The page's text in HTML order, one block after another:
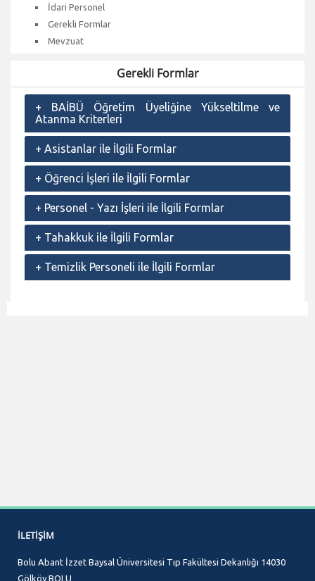
İdari Personel
Gerekli Formlar
Mevzuat
Gerekli Formlar
+ BAİBÜ Öğretim Üyeliğine Yükseltilme ve
Atanma Kriterleri
+ Asistanlar ile İlgili Formlar
+ Öğrenci İşleri ile İlgili Formlar
+ Personel - Yazı İşleri ile İlgili Formlar
+ Tahakkuk ile İlgili Formlar
+ Temizlik Personeli ile İlgili Formlar
İLETIŞIM
Bolu Abant İzzet Baysal Üniversitesi Tıp Fakültesi Dekanlığı 14030
Gölköy BOLU